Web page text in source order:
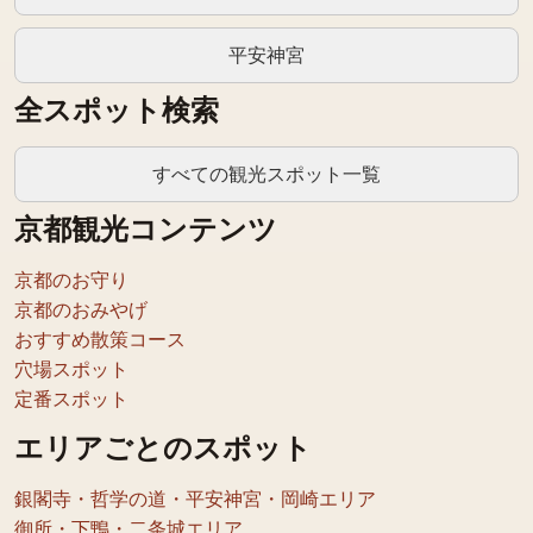
平安神宮
全スポット検索
すべての観光スポット一覧
京都観光コンテンツ
京都のお守り
京都のおみやげ
おすすめ散策コース
穴場スポット
定番スポット
エリアごとのスポット
銀閣寺・哲学の道・平安神宮・岡崎エリア